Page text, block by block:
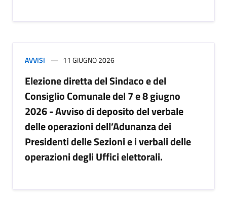
AVVISI 11 GIUGNO 2026
Elezione diretta del Sindaco e del
Consiglio Comunale del 7 e 8 giugno
2026 - Avviso di deposito del verbale
delle operazioni dell’Adunanza dei
Presidenti delle Sezioni e i verbali delle
operazioni degli Uffici elettorali.